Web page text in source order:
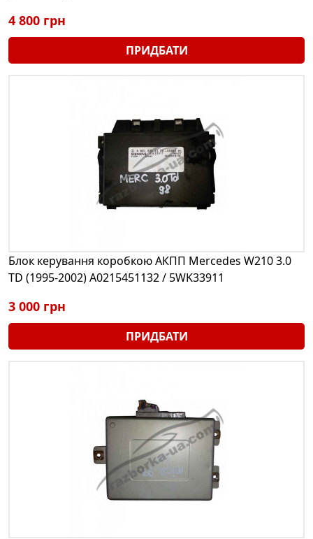
4 800 грн
ПРИДБАТИ
Блок керування коробкою АКПП Mercedes W210 3.0
TD (1995-2002) A0215451132 / 5WK33911
3 000 грн
ПРИДБАТИ